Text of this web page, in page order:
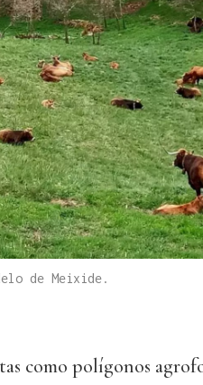
de Meixide.
como polígonos